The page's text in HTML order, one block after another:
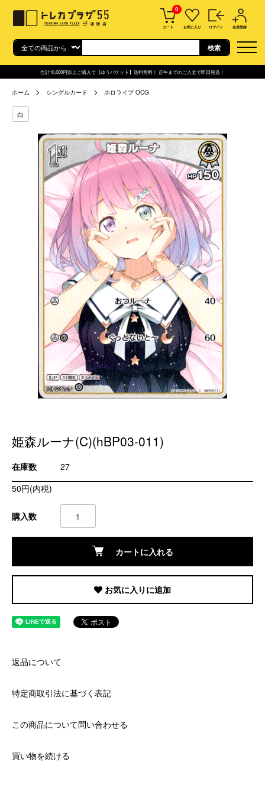
0
カート お気に入り ログイン 会員登録
合計10,000円以上ご購入で【ゆうパケット】送料無料！ 正午までのご入金で即日発送！
ホーム シングルカード ホロライブ OCG
白
姫森ルーナ(C)(hBP03-011)
在庫数
27
50円(内税)
購入数
カートに入れる
お気に入りに追加
返品について
特定商取引法に基づく表記
この商品について問い合わせる
買い物を続ける